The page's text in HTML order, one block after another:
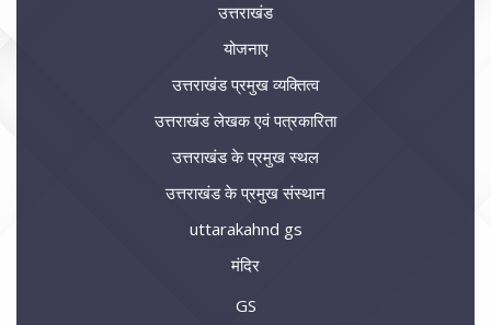
उत्तराखंड
योजनाए
उत्तराखंड प्रमुख व्यक्तित्व
उत्तराखंड लेखक एवं पत्रकारिता
उत्तराखंड के प्रमुख स्थल
उत्तराखंड के प्रमुख संस्थान
uttarakahnd gs
मंदिर
GS